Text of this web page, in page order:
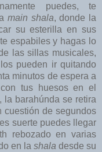
puedes, te
main shala, donde la
su esterilla en sus
espabiles y hagas lo
las sillas musicales,
pueden ir quitando
minutos de espera a
tus huesos en el
barahúnda se retira
cuestión de segundos
suerte puedes llegar
rebozado en varias
en la shala desde su